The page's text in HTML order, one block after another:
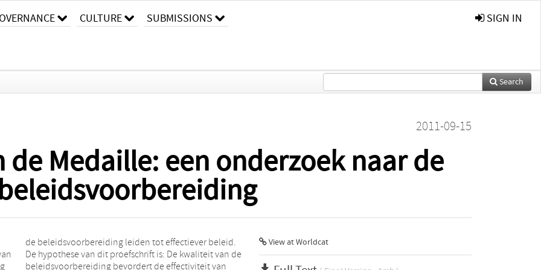
CULTURE SUBMISSIONS SIGN IN
Search
2011-09-15
de Medaille: een onderzoek naar de
View at Worldcat